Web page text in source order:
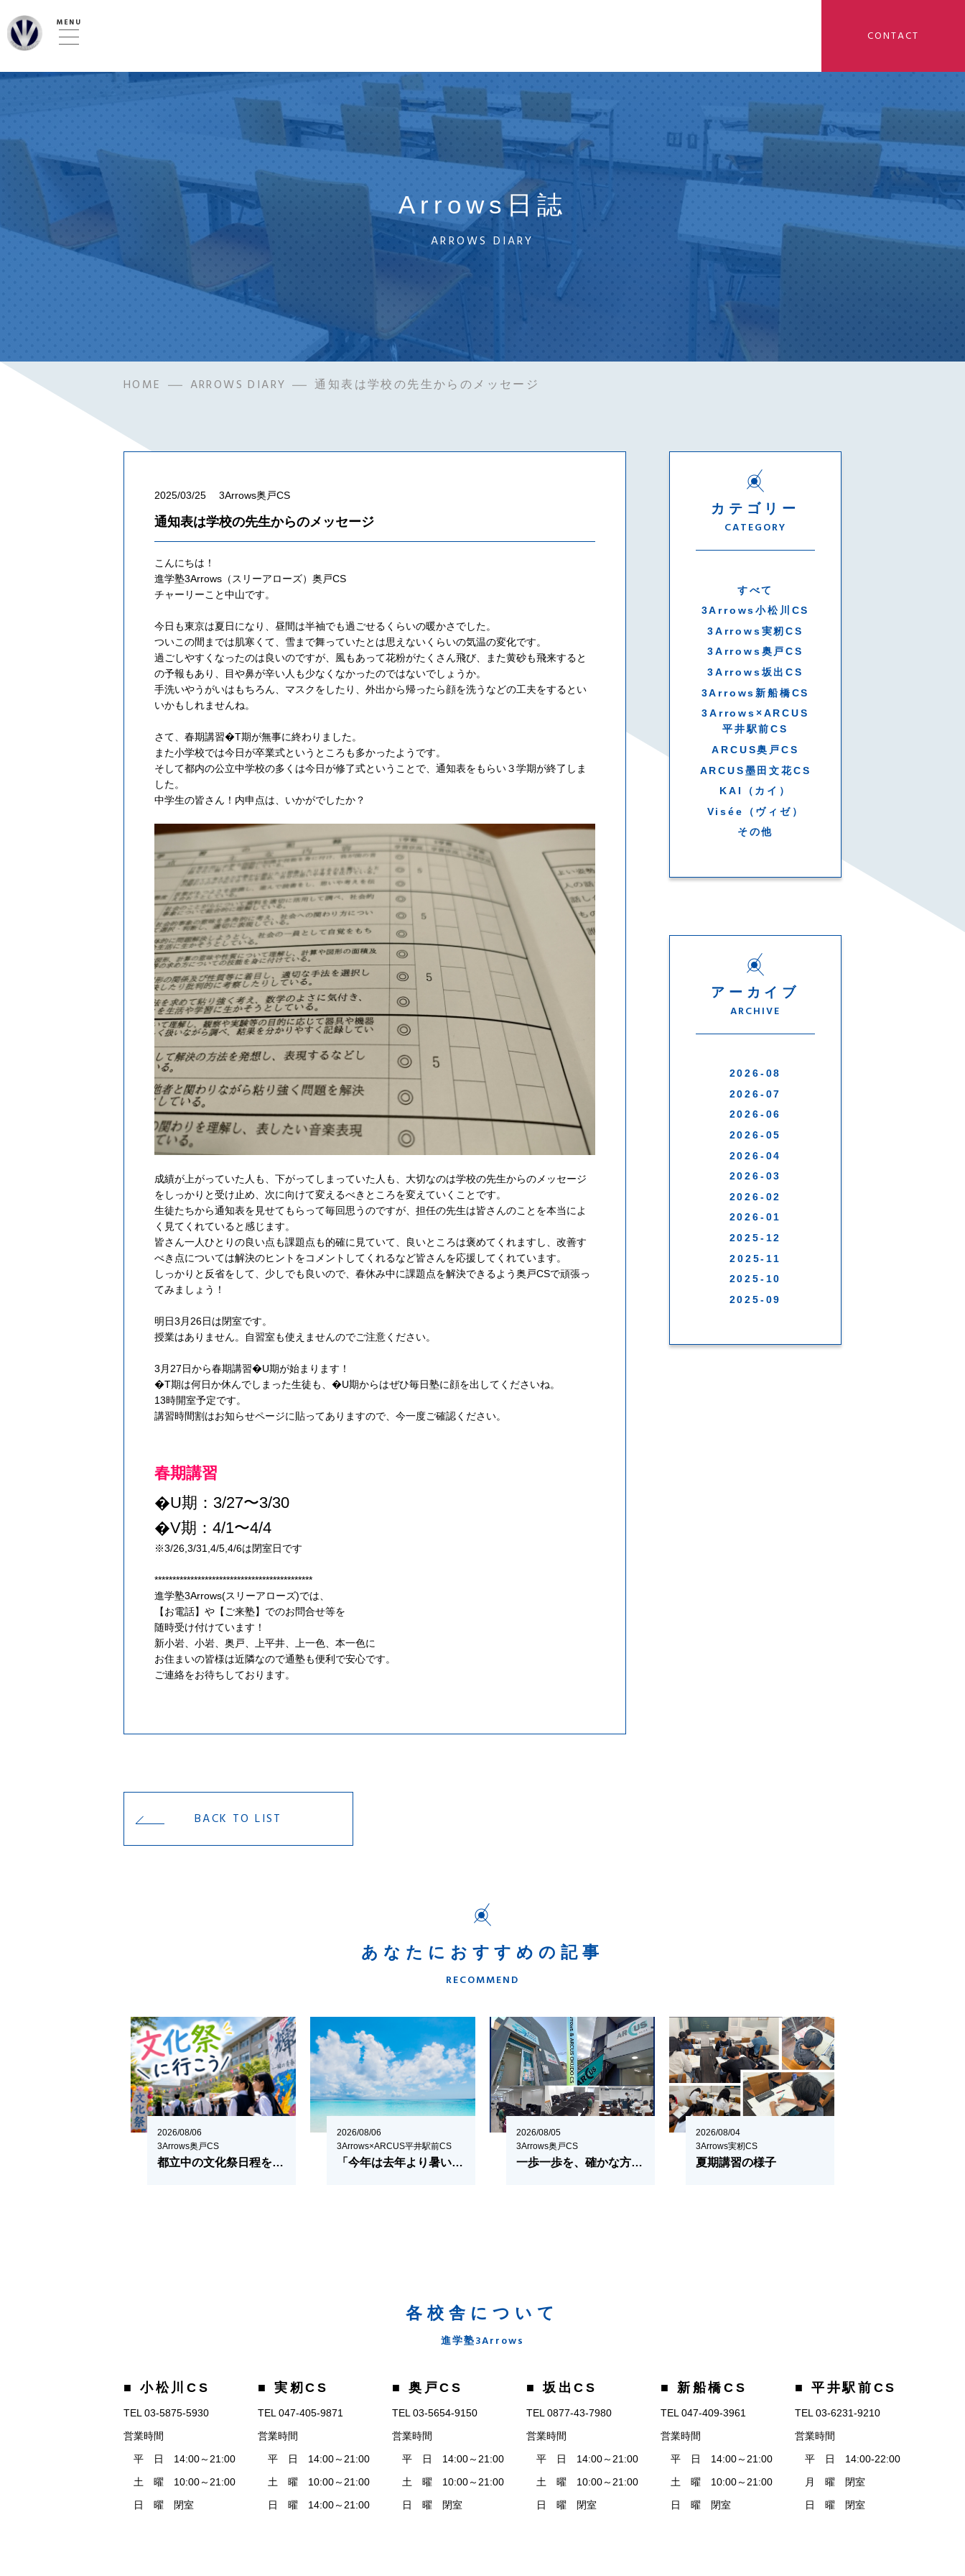
CONTACT
Arrows日誌
ARROWS DIARY
HOME ARROWS DIARY 通知表は学校の先生からのメッセージ
2025/03/25 3Arrows奥戸CS
通知表は学校の先生からのメッセージ
こんにちは！
進学塾3Arrows（スリーアローズ）奥戸CS
チャーリーこと中山です。
今日も東京は夏日になり、昼間は半袖でも過ごせるくらいの暖かさでした。
ついこの間までは肌寒くて、雪まで舞っていたとは思えないくらいの気温の変化です。
過ごしやすくなったのは良いのですが、風もあって花粉がたくさん飛び、また黄砂も飛来すると
の予報もあり、目や鼻が辛い人も少なくなかったのではないでしょうか。
手洗いやうがいはもちろん、マスクをしたり、外出から帰ったら顔を洗うなどの工夫をするとい
いかもしれませんね。
さて、春期講習�T期が無事に終わりました。
また小学校では今日が卒業式というところも多かったようです。
そして都内の公立中学校の多くは今日が修了式ということで、通知表をもらい３学期が終了しま
した。
中学生の皆さん！内申点は、いかがでしたか？
成績が上がっていた人も、下がってしまっていた人も、大切なのは学校の先生からのメッセージ
をしっかりと受け止め、次に向けて変えるべきところを変えていくことです。
生徒たちから通知表を見せてもらって毎回思うのですが、担任の先生は皆さんのことを本当によ
く見てくれていると感じます。
皆さん一人ひとりの良い点も課題点も的確に見ていて、良いところは褒めてくれますし、改善す
べき点については解決のヒントをコメントしてくれるなど皆さんを応援してくれています。
しっかりと反省をして、少しでも良いので、春休み中に課題点を解決できるよう奥戸CSで頑張っ
てみましょう！
明日3月26日は閉室です。
授業はありません。自習室も使えませんのでご注意ください。
3月27日から春期講習�U期が始まります！
�T期は何日か休んでしまった生徒も、�U期からはぜひ毎日塾に顔を出してくださいね。
13時開室予定です。
講習時間割はお知らせページに貼ってありますので、今一度ご確認ください。
春期講習
�U期：3/27〜3/30
�V期：4/1〜4/4
※3/26,3/31,4/5,4/6は閉室日です
********************************************
進学塾3Arrows(スリーアローズ)では、
【お電話】や【ご来塾】でのお問合せ等を
随時受け付けています！
新小岩、小岩、奥戸、上平井、上一色、本一色に
お住まいの皆様は近隣なので通塾も便利で安心です。
ご連絡をお待ちしております。
BACK TO LIST
カテゴリー
CATEGORY
すべて
3Arrows小松川CS
3Arrows実籾CS
3Arrows奥戸CS
3Arrows坂出CS
3Arrows新船橋CS
3Arrows×ARCUS
平井駅前CS
ARCUS奥戸CS
ARCUS墨田文花CS
KAI（カイ）
Visée（ヴィゼ）
その他
アーカイブ
ARCHIVE
2026-08
2026-07
2026-06
2026-05
2026-04
2026-03
2026-02
2026-01
2025-12
2025-11
2025-10
2025-09
あなたにおすすめの記事
RECOMMEND
2026/08/06
3Arrows奥戸CS
都立中の文化祭日程をまとめてみた！2026
2026/08/06
3Arrows×ARCUS平井駅前CS
「今年は去年より暑い」は本当？
2026/08/05
3Arrows奥戸CS
一歩一歩を、確かな方向へ。
2026/08/04
3Arrows実籾CS
夏期講習の様子
各校舎について
進学塾3Arrows
■ 小松川CS
TEL 03-5875-5930
営業時間
平 日 14:00～21:00
土 曜 10:00～21:00
日 曜 閉室
■ 実籾CS
TEL 047-405-9871
営業時間
平 日 14:00～21:00
土 曜 10:00～21:00
日 曜 14:00～21:00
■ 奥戸CS
TEL 03-5654-9150
営業時間
平 日 14:00～21:00
土 曜 10:00～21:00
日 曜 閉室
■ 坂出CS
TEL 0877-43-7980
営業時間
平 日 14:00～21:00
土 曜 10:00～21:00
日 曜 閉室
■ 新船橋CS
TEL 047-409-3961
営業時間
平 日 14:00～21:00
土 曜 10:00～21:00
日 曜 閉室
■ 平井駅前CS
TEL 03-6231-9210
営業時間
平 日 14:00-22:00
月 曜 閉室
日 曜 閉室